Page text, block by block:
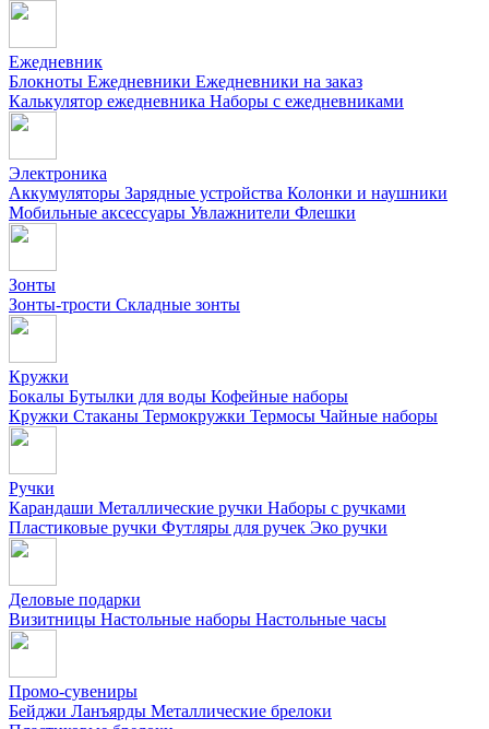
Ежедневник
Блокноты Ежедневники Ежедневники на заказ
Калькулятор ежедневника Наборы с ежедневниками
Электроника
Аккумуляторы Зарядные устройства Колонки и наушники
Мобильные аксессуары Увлажнители Флешки
Зонты
Зонты-трости Складные зонты
Кружки
Бокалы Бутылки для воды Кофейные наборы
Кружки Стаканы Термокружки Термосы Чайные наборы
Ручки
Карандаши Металлические ручки Наборы с ручками
Пластиковые ручки Футляры для ручек Эко ручки
Деловые подарки
Визитницы Настольные наборы Настольные часы
Промо-сувениры
Бейджи Ланъярды Металлические брелоки